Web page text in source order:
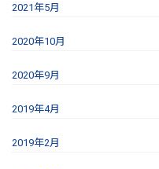
2021年5月
2020年10月
2020年9月
2019年4月
2019年2月